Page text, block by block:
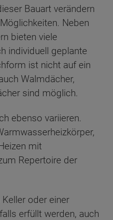
Bauart verändern
Neben
bieten viele
individuell geplante
ist nicht auf ein
Walmdächer,
sind möglich.
ebenso variieren.
mit
Repertoire der
oder einer
erfüllt werden, auch